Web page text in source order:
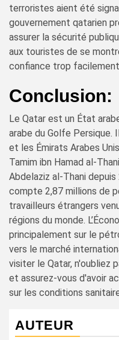
terroristes aient été
gouvernement qatarien
assurer la sécurité
aux touristes de se
confiance trop facilement
Conclusion:
Le Qatar est un État
arabe du Golfe Persique.
et les Émirats Arabes
Tamim ibn Hamad al-
Abdelaziz al-Thani
compte 2,87 millions de
travailleurs étrangers
régions du monde.
principalement sur le
vers le marché
visiter le Qatar, n'oubliez
et assurez-vous d'avoir
sur les conditions
AUTEUR